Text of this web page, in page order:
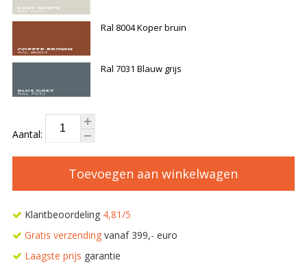
Ral 8004 Koper bruin
Ral 7031 Blauw grijs
Aantal:
Toevoegen aan winkelwagen
Klantbeoordeling 4,81/5
Gratis verzendingvanaf 399,- euro
Laagste prijs garantie